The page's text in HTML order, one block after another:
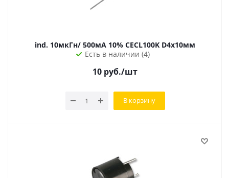
ind. 10мкГн/ 500мА 10% CECL100K D4х10мм
Есть в наличии (4)
10 руб./шт
В корзину